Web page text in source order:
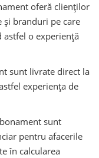
oferă clienților
și branduri pe care
o experiență
sunt livrate direct la
experiența de
sunt
pentru afacerile
în calcularea